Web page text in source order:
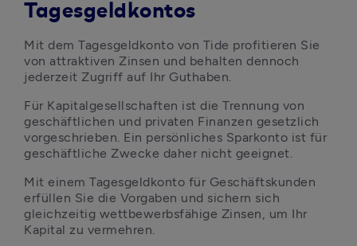
Tagesgeldkontos
Mit dem Tagesgeldkonto von Tide profitieren Sie
von attraktiven Zinsen und behalten dennoch
jederzeit Zugriff auf Ihr Guthaben.
Für Kapitalgesellschaften ist die Trennung von
geschäftlichen und privaten Finanzen gesetzlich
vorgeschrieben. Ein persönliches Sparkonto ist für
geschäftliche Zwecke daher nicht geeignet.
Mit einem Tagesgeldkonto für Geschäftskunden
erfüllen Sie die Vorgaben und sichern sich
gleichzeitig wettbewerbsfähige Zinsen, um Ihr
Kapital zu vermehren.